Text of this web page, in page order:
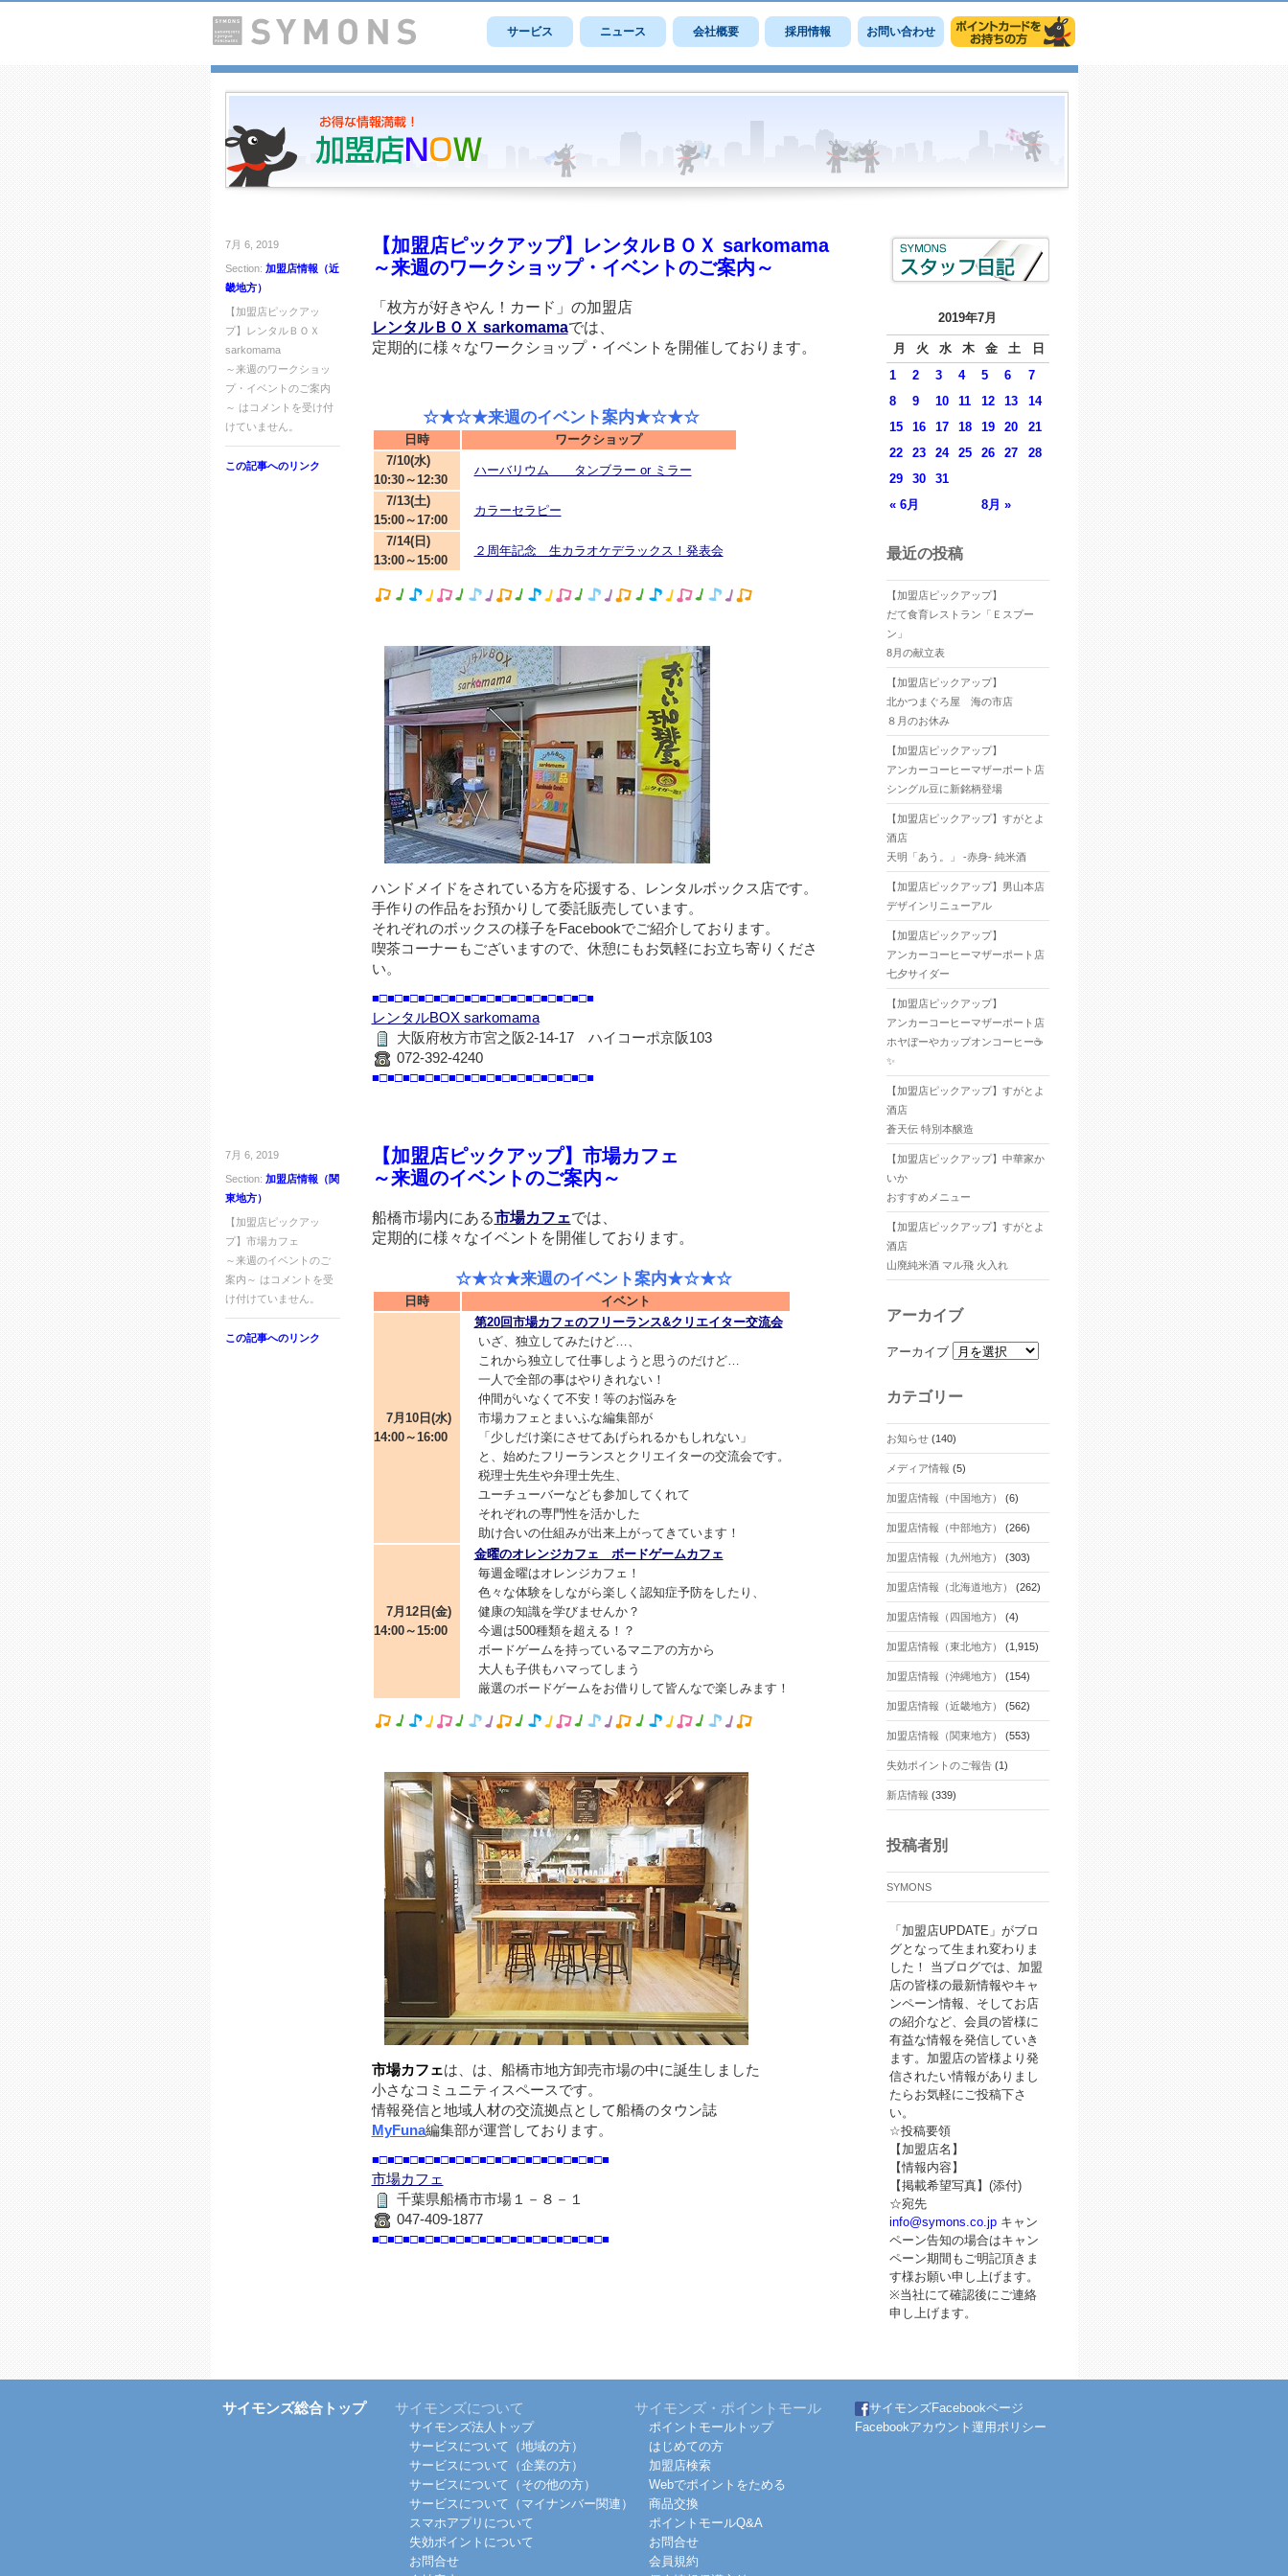
サービス ニュース 会社概要 採用情報 お問い合わせ
7月 6, 2019
Section: 加盟店情報（近
畿地方）
【加盟店ピックアッ
プ】レンタルＢＯＸ
sarkomama
～来週のワークショッ
プ・イベントのご案内
～ は コメントを受け付
けていません。
この記事へのリンク
【加盟店ピックアップ】レンタルＢＯＸ sarkomama
～来週のワークショップ・イベントのご案内～
「枚方が好きやん！カード」の加盟店
レンタルＢＯＸ sarkomamaでは、
定期的に様々なワークショップ・イベントを開催しております。
☆★☆★来週のイベント案内★☆★☆
日時
ワークショップ
7/10(水)
10:30～12:30
ハーバリウム タンブラー or ミラー
7/13(土)
15:00～17:00
カラーセラピー
7/14(日)
13:00～15:00
２周年記念 生カラオケデラックス！発表会
ハンドメイドをされている方を応援する、レンタルボックス店です。
手作りの作品をお預かりして委託販売しています。
それぞれのボックスの様子をFacebookでご紹介しております。
喫茶コーナーもございますので、休憩にもお気軽にお立ち寄りくださ
い。
■□■□■□■□■□■□■□■□■□■□■□■□■□■□■
レンタルBOX sarkomama
大阪府枚方市宮之阪2-14-17 ハイコーポ京阪103
072-392-4240
■□■□■□■□■□■□■□■□■□■□■□■□■□■□■
7月 6, 2019
Section: 加盟店情報（関
東地方）
【加盟店ピックアッ
プ】市場カフェ
～来週のイベントのご
案内～ は コメントを受
け付けていません。
この記事へのリンク
【加盟店ピックアップ】市場カフェ
～来週のイベントのご案内～
船橋市場内にある市場カフェでは、
定期的に様々なイベントを開催しております。
☆★☆★来週のイベント案内★☆★☆
日時 イベント
7月10日(水)
14:00～16:00
第20回市場カフェのフリーランス&クリエイター交流会
いざ、独立してみたけど…、
これから独立して仕事しようと思うのだけど…
一人で全部の事はやりきれない！
仲間がいなくて不安！等のお悩みを
市場カフェとまいふな編集部が
「少しだけ楽にさせてあげられるかもしれない」
と、始めたフリーランスとクリエイターの交流会です。
税理士先生や弁理士先生、
ユーチューバーなども参加してくれて
それぞれの専門性を活かした
助け合いの仕組みが出来上がってきています！
7月12日(金)
14:00～15:00
金曜のオレンジカフェ ボードゲームカフェ
毎週金曜はオレンジカフェ！
色々な体験をしながら楽しく認知症予防をしたり、
健康の知識を学びませんか？
今週は500種類を超える！？
ボードゲームを持っているマニアの方から
大人も子供もハマってしまう
厳選のボードゲームをお借りして皆んなで楽しみます！
市場カフェは、は、船橋市地方卸売市場の中に誕生しました
小さなコミュニティスペースです。
情報発信と地域人材の交流拠点として船橋のタウン誌
MyFuna編集部が運営しております。
■□■□■□■□■□■□■□■□■□■□■□■□■□■□■□■
市場カフェ
千葉県船橋市市場１－８－１
047-409-1877
■□■□■□■□■□■□■□■□■□■□■□■□■□■□■□■
2019年7月
月 火 水 木 金 土 日
« 6月 8月 »
1 2 3 4 5 6
7
8
9 10 11 12 13
14
15
16 17 18 19 20
21
22
23 24 25 26 27
28
29
30 31
最近の投稿
【加盟店ピックアップ】
だて食育レストラン「Ｅスプー
ン」
8月の献立表
【加盟店ピックアップ】
北かつまぐろ屋 海の市店
８月のお休み
【加盟店ピックアップ】
アンカーコーヒーマザーポート店
シングル豆に新銘柄登場
【加盟店ピックアップ】すがとよ
酒店
天明「あう。」 -赤身- 純米酒
【加盟店ピックアップ】男山本店
デザインリニューアル
【加盟店ピックアップ】
アンカーコーヒーマザーポート店
七夕サイダー
【加盟店ピックアップ】
アンカーコーヒーマザーポート店
ホヤぼーやカップオンコーヒー☕
✨
【加盟店ピックアップ】すがとよ
酒店
蒼天伝 特別本醸造
【加盟店ピックアップ】中華家か
いか
おすすめメニュー
【加盟店ピックアップ】すがとよ
酒店
山廃純米酒 マル飛 火入れ
アーカイブ
アーカイブ
カテゴリー
お知らせ(140)
メディア情報 (5)
加盟店情報（中国地方） (6)
加盟店情報（中部地方） (266)
加盟店情報（九州地方） (303)
加盟店情報（北海道地方） (262)
加盟店情報（四国地方） (4)
加盟店情報（東北地方） (1,915)
加盟店情報（沖縄地方） (154)
加盟店情報（近畿地方） (562)
加盟店情報（関東地方） (553)
失効ポイントのご報告(1)
新店情報 (339)
投稿者別
SYMONS
「加盟店UPDATE」がブロ
グとなって生まれ変わりま
した！ 当ブログでは、加盟
店の皆様の最新情報やキャ
ンペーン情報、そしてお店
の紹介など、会員の皆様に
有益な情報を発信していき
ます。加盟店の皆様より発
信されたい情報がありまし
たらお気軽にご投稿下さ
い。
☆投稿要領
【加盟店名】
【情報内容】
【掲載希望写真】(添付)
☆宛先
info@symons.co.jpキャン
ペーン告知の場合はキャン
ペーン期間もご明記頂きま
す様お願い申し上げます。
※当社にて確認後にご連絡
申し上げます。
サイモンズ総合トップ サイモンズについて
サイモンズ法人トップ
サービスについて（地域の方）
サービスについて（企業の方）
サービスについて（その他の方）
サービスについて（マイナンバー関連）
スマホアプリについて
失効ポイントについて
お問合せ
サイモンズ・ポイントモール
ポイントモールトップ
はじめての方
加盟店検索
Webでポイントをためる
商品交換
ポイントモールQ&A
お問合せ
会員規約
サイモンズFacebookページ
Facebookアカウント運用ポリシー